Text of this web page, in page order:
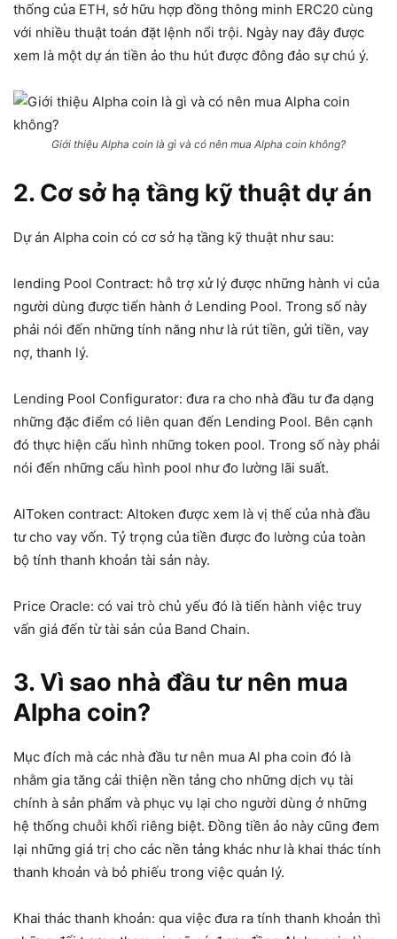
thống của ETH, sở hữu hợp đồng thông minh ERC20 cùng
với nhiều thuật toán đặt lệnh nổi trội. Ngày nay đây được
xem là một dự án tiền ảo thu hút được đông đảo sự chú ý.
Giới thiệu Alpha coin là gì và có nên mua Alpha coin không?
2. Cơ sở hạ tầng kỹ thuật dự án
Dự án Alpha coin có cơ sở hạ tầng kỹ thuật như sau:
lending Pool Contract: hỗ trợ xử lý được những hành vi của
người dùng được tiến hành ở Lending Pool. Trong số này
phải nói đến những tính năng như là rút tiền, gửi tiền, vay
nợ, thanh lý.
Lending Pool Configurator: đưa ra cho nhà đầu tư đa dạng
những đặc điểm có liên quan đến Lending Pool. Bên cạnh
đó thực hiện cấu hình những token pool. Trong số này phải
nói đến những cấu hình pool như đo lường lãi suất.
AlToken contract: Altoken được xem là vị thế của nhà đầu
tư cho vay vốn. Tỷ trọng của tiền được đo lường của toàn
bộ tính thanh khoản tài sản này.
Price Oracle: có vai trò chủ yếu đó là tiến hành việc truy
vấn giá đến từ tài sản của Band Chain.
3. Vì sao nhà đầu tư nên mua
Alpha coin?
Mục đích mà các nhà đầu tư nên mua Al pha coin đó là
nhằm gia tăng cải thiện nền tảng cho những dịch vụ tài
chính à sản phẩm và phục vụ lại cho người dùng ở những
hệ thống chuỗi khối riêng biệt. Đồng tiền ảo này cũng đem
lại những giá trị cho các nền tảng khác như là khai thác tính
thanh khoản và bỏ phiếu trong việc quản lý.
Khai thác thanh khoản: qua việc đưa ra tính thanh khoản thì